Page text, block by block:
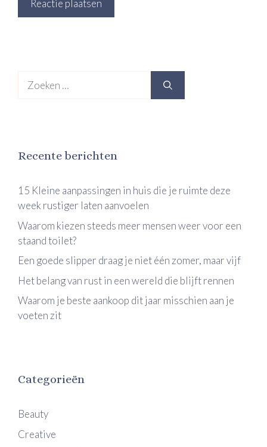
naar:
Recente berichten
15 Kleine aanpassingen in huis die je ruimte deze
week rustiger laten aanvoelen
Waarom kiezen steeds meer mensen weer voor een
staand toilet?
Een goede slipper draag je niet één zomer, maar vijf
Het belang van rust in een wereld die blijft rennen
Waarom je beste aankoop dit jaar misschien aan je
voeten zit
Categorieën
Beauty
Creative